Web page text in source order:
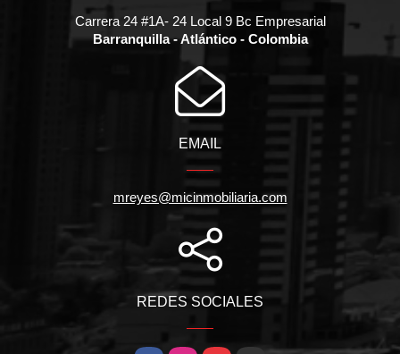
Carrera 24 #1A- 24 Local 9 Bc Empresarial
Barranquilla - Atlántico - Colombia
EMAIL
mreyes@micinmobiliaria.com
REDES SOCIALES